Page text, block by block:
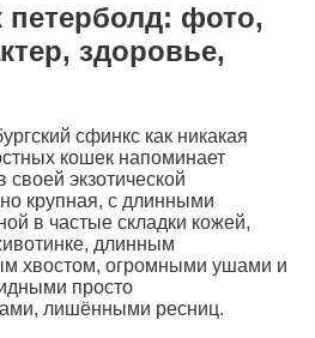
фото,
здоровье,
сфинкс как никакая
кошек напоминает
экзотической
крупная, с длинными
в частые складки кожей,
длинным
хвостом, огромными ушами и
просто
лишёнными ресниц.